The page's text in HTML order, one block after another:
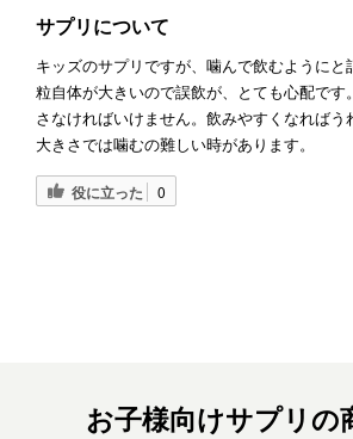
サプリについて
キッズのサプリですが、噛んで飲むようにと
粒自体が大きいので誤飲が、とても心配です
さなければいけません。飲みやすくなればう
大きさでは噛むの難しい時があります。
役に立った 0
お子様向けサプリの